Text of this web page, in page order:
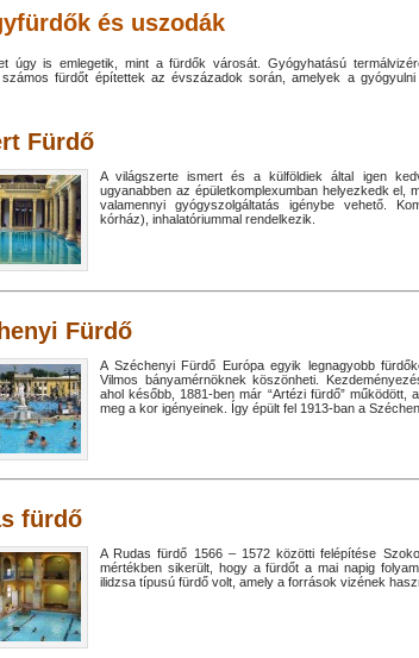
és uszodák
úgy is emlegetik, mint a fürdők városát. Gyógyhatású
számos fürdőt építettek az évszázadok során, amelyek a
Fürdő
A világszerte ismert és a külföldiek által igen
ugyanabben az épületkomplexumban helyezkedk el,
valamennyi gyógyszolgáltatás igénybe vehető.
kórház), inhalatóriummal rendelkezik.
Fürdő
A Széchenyi Fürdő Európa egyik legnagyobb
Vilmos bányamérnöknek köszönheti.
ahol később, 1881-ben már “Artézi fürdő” működött,
meg a kor igényeinek. Így épült fel 1913-ban a
fürdő
A Rudas fürdő 1566 – 1572 közötti felépítése
mértékben sikerült, hogy a fürdőt a mai napig
ilidzsa típusú fürdő volt, amely a források vizének